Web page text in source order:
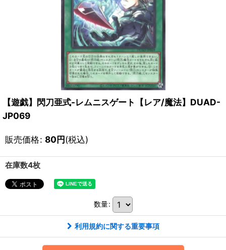
【遊戯】閃刀亜式-レムニスゲート【レア/魔法】DUAD-
JP069
販売価格: 80円(税込)
在庫数4枚
数量:
利用規約に関する重要事項